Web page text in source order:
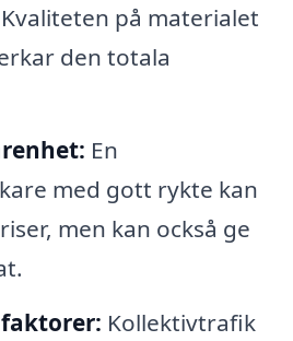
Kvaliteten på materialet
den totala
En
med gott rykte kan
men kan också ge
Kollektivtrafik